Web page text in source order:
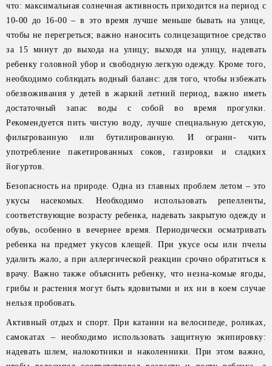
что: максимальная солнечная активность приходится на период с
10-00 до 16-00 – в это время лучше меньше бывать на улице,
чтобы не перегреться; важно наносить солнцезащитное средство
за 15 минут до выхода на улицу; выходя на улицу, надевать
ребенку головной убор и свободную легкую одежду. Кроме того,
необходимо соблюдать водный баланс: для того, чтобы избежать
обезвоживания у детей в жаркий летний период, важно иметь
достаточный запас воды с собой во время прогулки.
Рекомендуется пить чистую воду, лучше специальную детскую,
фильтрованную или бутилированную. И ограни- чить
употребление пакетированных соков, газировки и сладких
йогуртов.
Безопасность на природе. Одна из главных проблем летом – это
укусы насекомых. Необходимо использовать репелленты,
соответствующие возрасту ребенка, надевать закрытую одежду и
обувь, особенно в вечернее время. Периодически осматривать
ребенка на предмет укусов клещей. При укусе осы или пчелы
удалить жало, а при аллергической реакции срочно обратиться к
врачу. Важно также объяснить ребенку, что незна-комые ягоды,
грибы и растения могут быть ядовитыми и их ни в коем случае
нельзя пробовать.
Активный отдых и спорт. При катании на велосипеде, роликах,
самокатах – необходимо использовать защитную экипировку:
надевать шлем, налокотники и наколенники. При этом важно,